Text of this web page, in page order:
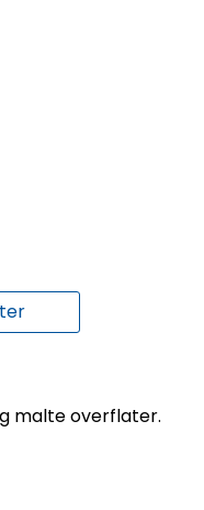
malte overflater.